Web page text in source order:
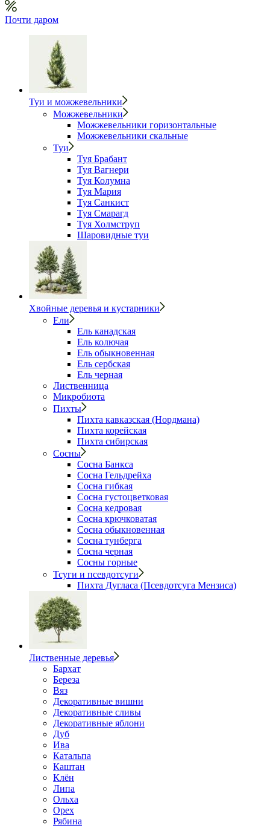
Почти даром
Туи и можжевельники
Можжевельники
Можжевельники горизонтальные
Можжевельники скальные
Туи
Туя Брабант
Туя Вагнери
Туя Колумна
Туя Мария
Туя Санкист
Туя Смарагд
Туя Холмструп
Шаровидные туи
Хвойные деревья и кустарники
Ели
Ель канадская
Ель колючая
Ель обыкновенная
Ель сербская
Ель черная
Лиственница
Микробиота
Пихты
Пихта кавказская (Нордмана)
Пихта корейская
Пихта сибирская
Сосны
Сосна Банкса
Сосна Гельдрейха
Сосна гибкая
Сосна густоцветковая
Сосна кедровая
Сосна крючковатая
Сосна обыкновенная
Сосна тунберга
Сосна черная
Сосны горные
Тсуги и псевдотсуги
Пихта Дугласа (Псевдотсуга Мензиса)
Лиственные деревья
Бархат
Береза
Вяз
Декоративные вишни
Декоративные сливы
Декоративные яблони
Дуб
Ива
Катальпа
Каштан
Клён
Липа
Ольха
Орех
Рябина